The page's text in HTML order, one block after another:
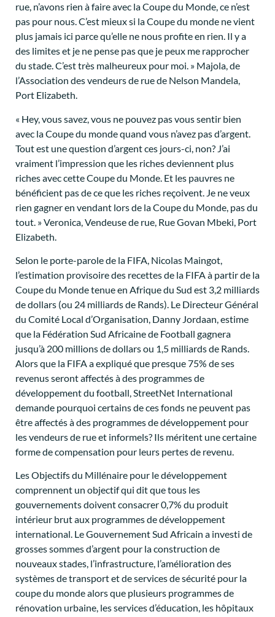
rue, n’avons rien à faire avec la Coupe du Monde, ce n’est
pas pour nous. C’est mieux si la Coupe du monde ne vient
plus jamais ici parce qu’elle ne nous profite en rien. Il y a
des limites et je ne pense pas que je peux me rapprocher
du stade. C’est très malheureux pour moi. » Majola, de
l’Association des vendeurs de rue de Nelson Mandela,
Port Elizabeth.
« Hey, vous savez, vous ne pouvez pas vous sentir bien
avec la Coupe du monde quand vous n’avez pas d’argent.
Tout est une question d’argent ces jours-ci, non? J’ai
vraiment l’impression que les riches deviennent plus
riches avec cette Coupe du Monde. Et les pauvres ne
bénéficient pas de ce que les riches reçoivent. Je ne veux
rien gagner en vendant lors de la Coupe du Monde, pas du
tout. » Veronica, Vendeuse de rue, Rue Govan Mbeki, Port
Elizabeth.
Selon le porte-parole de la FIFA, Nicolas Maingot,
l’estimation provisoire des recettes de la FIFA à partir de la
Coupe du Monde tenue en Afrique du Sud est 3,2 milliards
de dollars (ou 24 milliards de Rands). Le Directeur Général
du Comité Local d’Organisation, Danny Jordaan, estime
que la Fédération Sud Africaine de Football gagnera
jusqu’à 200 millions de dollars ou 1,5 milliards de Rands.
Alors que la FIFA a expliqué que presque 75% de ses
revenus seront affectés à des programmes de
développement du football, StreetNet International
demande pourquoi certains de ces fonds ne peuvent pas
être affectés à des programmes de développement pour
les vendeurs de rue et informels? Ils méritent une certaine
forme de compensation pour leurs pertes de revenu.
Les Objectifs du Millénaire pour le développement
comprennent un objectif qui dit que tous les
gouvernements doivent consacrer 0,7% du produit
intérieur brut aux programmes de développement
international. Le Gouvernement Sud Africain a investi de
grosses sommes d’argent pour la construction de
nouveaux stades, l’infrastructure, l’amélioration des
systèmes de transport et de services de sécurité pour la
coupe du monde alors que plusieurs programmes de
rénovation urbaine, les services d’éducation, les hôpitaux